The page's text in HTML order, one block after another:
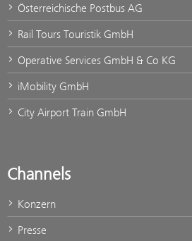
Österreichische Postbus AG
Rail Tours Touristik GmbH
Operative Services GmbH & Co KG
iMobility GmbH
City Airport Train GmbH
Channels
Konzern
Presse